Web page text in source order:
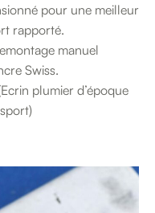
pour une meilleur
rapporté.
manuel
Swiss.
plumier d’époque